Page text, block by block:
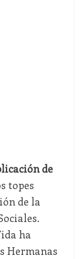
de
topes
de la
ha
Hermanas